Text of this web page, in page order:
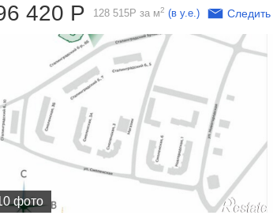
фото
420 Р 128 515Р за м2 (в у.е.)